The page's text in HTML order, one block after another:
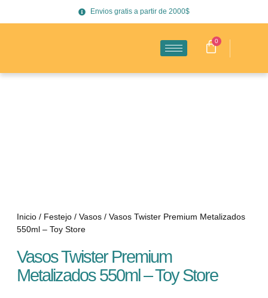
Envios gratis a partir de 2000$
0
Inicio / Festejo / Vasos / Vasos Twister Premium Metalizados
550ml – Toy Store
Vasos Twister Premium
Metalizados 550ml – Toy Store